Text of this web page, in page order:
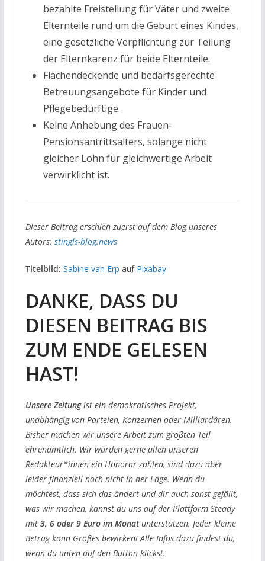
bezahlte Freistellung für Väter und zweite
Elternteile rund um die Geburt eines Kindes,
eine gesetzliche Verpflichtung zur Teilung
der Elternkarenz für beide Elternteile.
Flächendeckende und bedarfsgerechte
Betreuungsangebote für Kinder und
Pflegebedürftige.
Keine Anhebung des Frauen-
Pensionsantrittsalters, solange nicht
gleicher Lohn für gleichwertige Arbeit
verwirklicht ist.
Dieser Beitrag erschien zuerst auf dem Blog unseres
Autors: stingls-blog.news
Titelbild: Sabine van Erp auf Pixabay
DANKE, DASS DU
DIESEN BEITRAG BIS
ZUM ENDE GELESEN
HAST!
Unsere Zeitungist ein demokratisches Projekt,
unabhängig von Parteien, Konzernen oder Milliardären.
Bisher machen wir unsere Arbeit zum größten Teil
ehrenamtlich. Wir würden gerne allen unseren
Redakteur*innen ein Honorar zahlen, sind dazu aber
leider finanziell noch nicht in der Lage. Wenn du
möchtest, dass sich das ändert und dir auch sonst gefällt,
was wir machen, kannst du uns auf der Plattform Steady
mit 3, 6 oder 9 Euro im Monatunterstützen. Jeder kleine
Betrag kann Großes bewirken! Alle Infos dazu findest du,
wenn du unten auf den Button klickst.